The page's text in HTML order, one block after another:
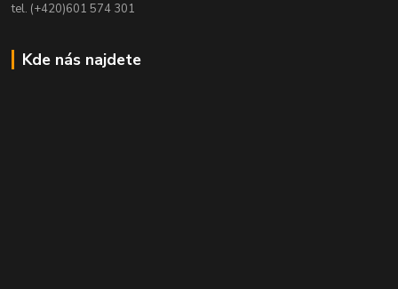
tel. (+420)601 574 301
Kde nás najdete